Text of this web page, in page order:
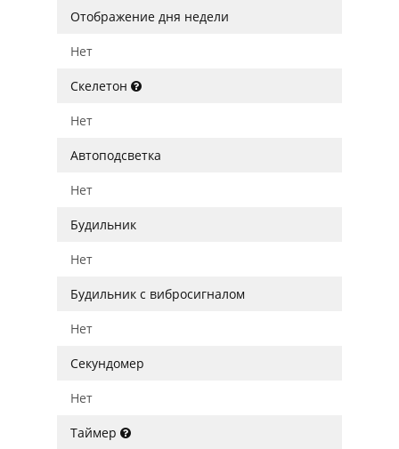
Отображение дня недели
Нет
Скелетон
Нет
Автоподсветка
Нет
Будильник
Нет
Будильник с вибросигналом
Нет
Секундомер
Нет
Таймер